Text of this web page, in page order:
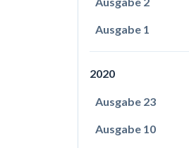
Ausgabe 1
2020
Ausgabe 23
Ausgabe 10